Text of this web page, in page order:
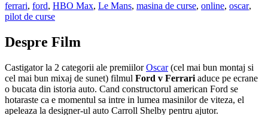
ferrari, ford, HBO Max, Le Mans, masina de curse, online, oscar,
pilot de curse
Despre Film
Castigator la 2 categorii ale premiilorOscar(cel mai bun montaj si
cel mai bun mixaj de sunet) filmul Ford v Ferrari aduce pe ecrane
o bucata din istoria auto. Cand constructorul american Ford se
hotaraste ca e momentul sa intre in lumea masinilor de viteza, el
apeleaza la designer-ul auto Carroll Shelby pentru ajutor.